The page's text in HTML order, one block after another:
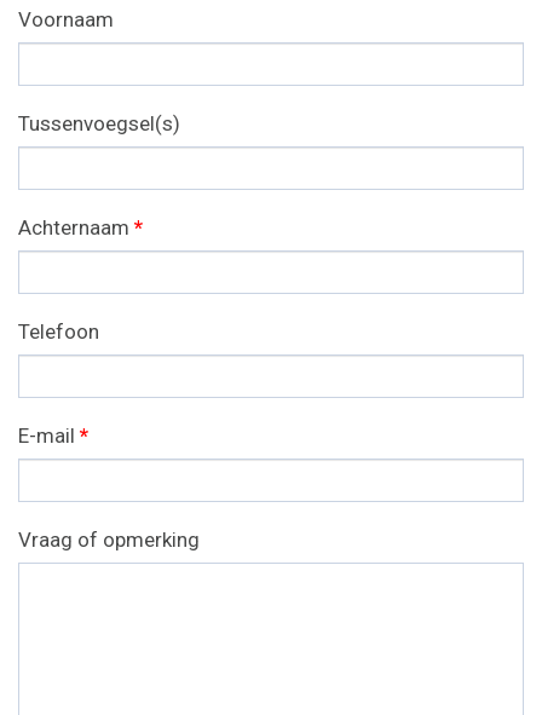
Voornaam
Tussenvoegsel(s)
Achternaam *
Telefoon
E-mail *
Vraag of opmerking